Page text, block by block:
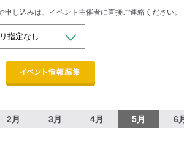
申し込みは、イベント主催者に直接ご連絡ください。
2月 3月 4月 5月 6